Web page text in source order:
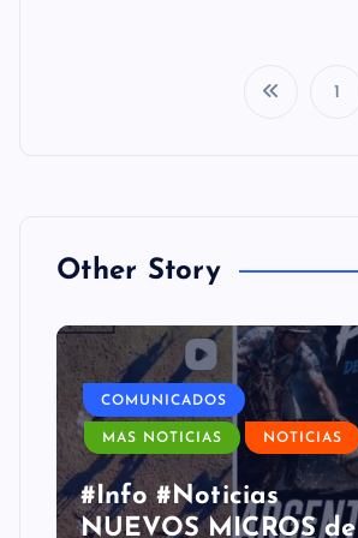
1
Other Story
COMUNICADOS
MAS NOTICIAS NOTICIAS
#Info #Noticias
NUEVOS MICROS de